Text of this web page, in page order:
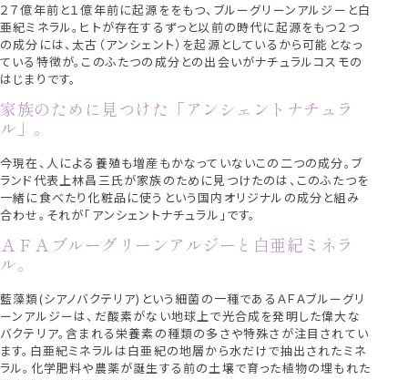
２７億年前と１億年前に起源ををもつ、ブルーグリーンアルジーと白
亜紀ミネラル。ヒトが存在するずっと以前の時代に起源をもつ２つ
の成分には、太古（アンシェント）を起源としているから可能となっ
ている特徴が。このふたつの成分との出会いがナチュラルコスモの
はじまりです。
家族のために見つけた「アンシェントナチュラ
ル」。
今現在、人による養殖も増産もかなっていないこの二つの成分。ブ
ランド代表上林昌三氏が家族のために見つけたのは、このふたつを
一緒に食べたり化粧品に使うという国内オリジナルの成分と組み
合わせ。それが「アンシェントナチュラル」です。
ＡＦＡブルーグリーンアルジーと白亜紀ミネラ
ル。
藍藻類(シアノバクテリア)という細菌の一種であるＡＦＡブルーグリ
ーンアルジーは、だ酸素がない地球上で光合成を発明した偉大な
バクテリア。含まれる栄養素の種類の多さや特殊さが注目されてい
ます。白亜紀ミネラルは白亜紀の地層から水だけで抽出されたミネ
ラル。化学肥料や農薬が誕生する前の土壌で育った植物の埋もれた